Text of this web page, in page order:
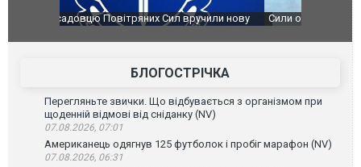
Сили оборони уразили Ярославський НПЗ:
атаку. ВІДЕО
Неймар
БЛОГОСТРІЧКА
Перегляньте звички. Що відбувається з організмом при
щоденній відмові від сніданку (NV)
07.08.2026, 07:01
Американець одягнув 125 футболок і пробіг марафон (NV)
07.08.2026, 06:31